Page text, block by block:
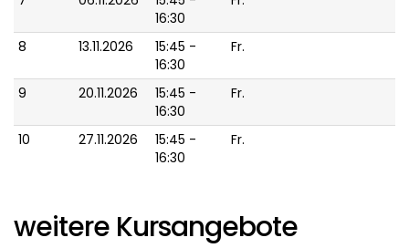
16:30
8 13.11.2026
15:45 -
16:30
Fr.
9 20.11.2026
15:45 -
16:30
Fr.
10 27.11.2026
15:45 -
16:30
Fr.
weitere Kursangebote